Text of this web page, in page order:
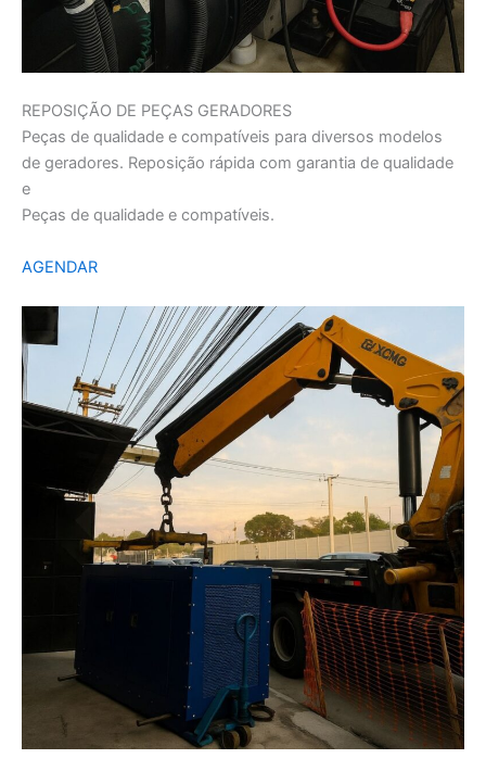
REPOSIÇÃO DE PEÇAS GERADORES
Peças de qualidade e compatíveis para diversos modelos
de geradores. Reposição rápida com garantia de qualidade
e
Peças de qualidade e compatíveis.
AGENDAR